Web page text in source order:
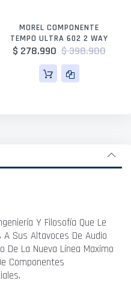
MOREL COMPONENTE
TEMPO ULTRA 602 2 WAY
$ 278.990 $ 398.900
Y Filosofía Que Le
Sus Altavoces De Audio
De La Nueva Línea Maximo
Componentes